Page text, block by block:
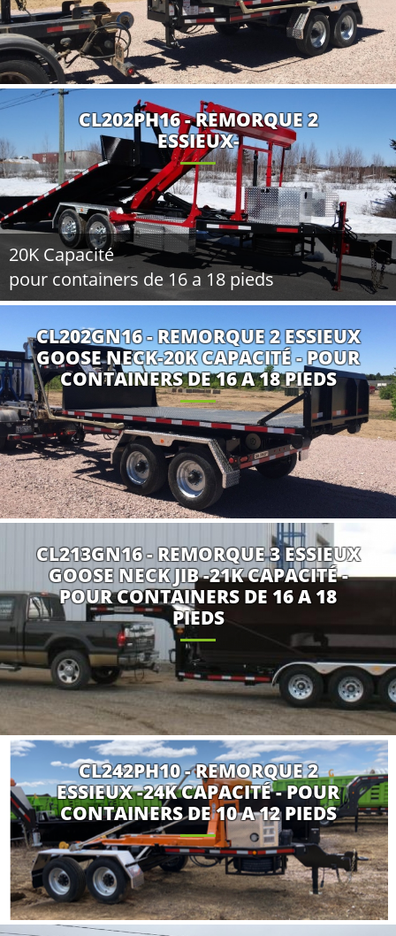
CL202PH16 - REMORQUE 2
ESSIEUX-
20K Capacité
pour containers de 16 a 18 pieds
CL202GN16 - REMORQUE 2 ESSIEUX
GOOSE NECK-20K CAPACITÉ - POUR
CONTAINERS DE 16 A 18 PIEDS
CL213GN16 - REMORQUE 3 ESSIEUX
GOOSE NECK JIB -21K CAPACITÉ -
POUR CONTAINERS DE 16 A 18
PIEDS
CL242PH10 - REMORQUE 2
ESSIEUX -24K CAPACITÉ - POUR
CONTAINERS DE 10 A 12 PIEDS